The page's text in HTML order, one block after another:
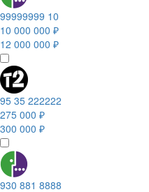
99999999 10
10 000 000 ₽
12 000 000 ₽
95 35 222222
275 000 ₽
300 000 ₽
930 881 8888